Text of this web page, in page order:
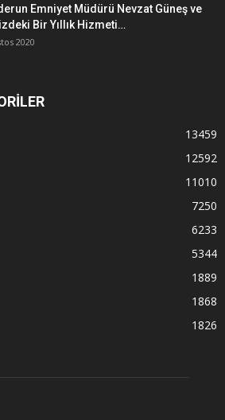
Emniyet Müdürü Nevzat Güneş ve
Bir Yıllık Hizmeti…
2020
13459
12592
11010
7250
6233
5344
1889
1868
1826